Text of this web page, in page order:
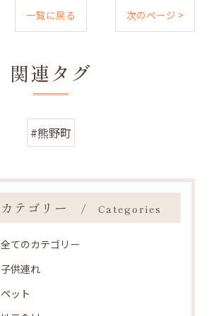
一覧に戻る 次のページ >
関連タグ
#熊野町
カテゴリー Categories
全てのカテゴリー
子供連れ
ペット